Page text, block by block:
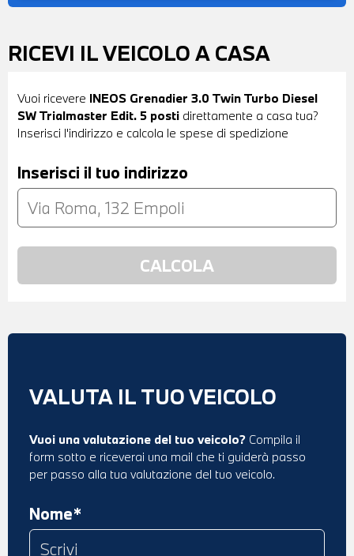
RICEVI IL VEICOLO A CASA
Vuoi ricevere INEOS Grenadier 3.0 Twin Turbo Diesel
SW Trialmaster Edit. 5 posti direttamente a casa tua?
Inserisci l'indirizzo e calcola le spese di spedizione
Inserisci il tuo indirizzo
VALUTA IL TUO VEICOLO
Vuoi una valutazione del tuo veicolo? Compila il
form sotto e riceverai una mail che ti guiderà passo
per passo alla tua valutazione del tuo veicolo.
Nome*